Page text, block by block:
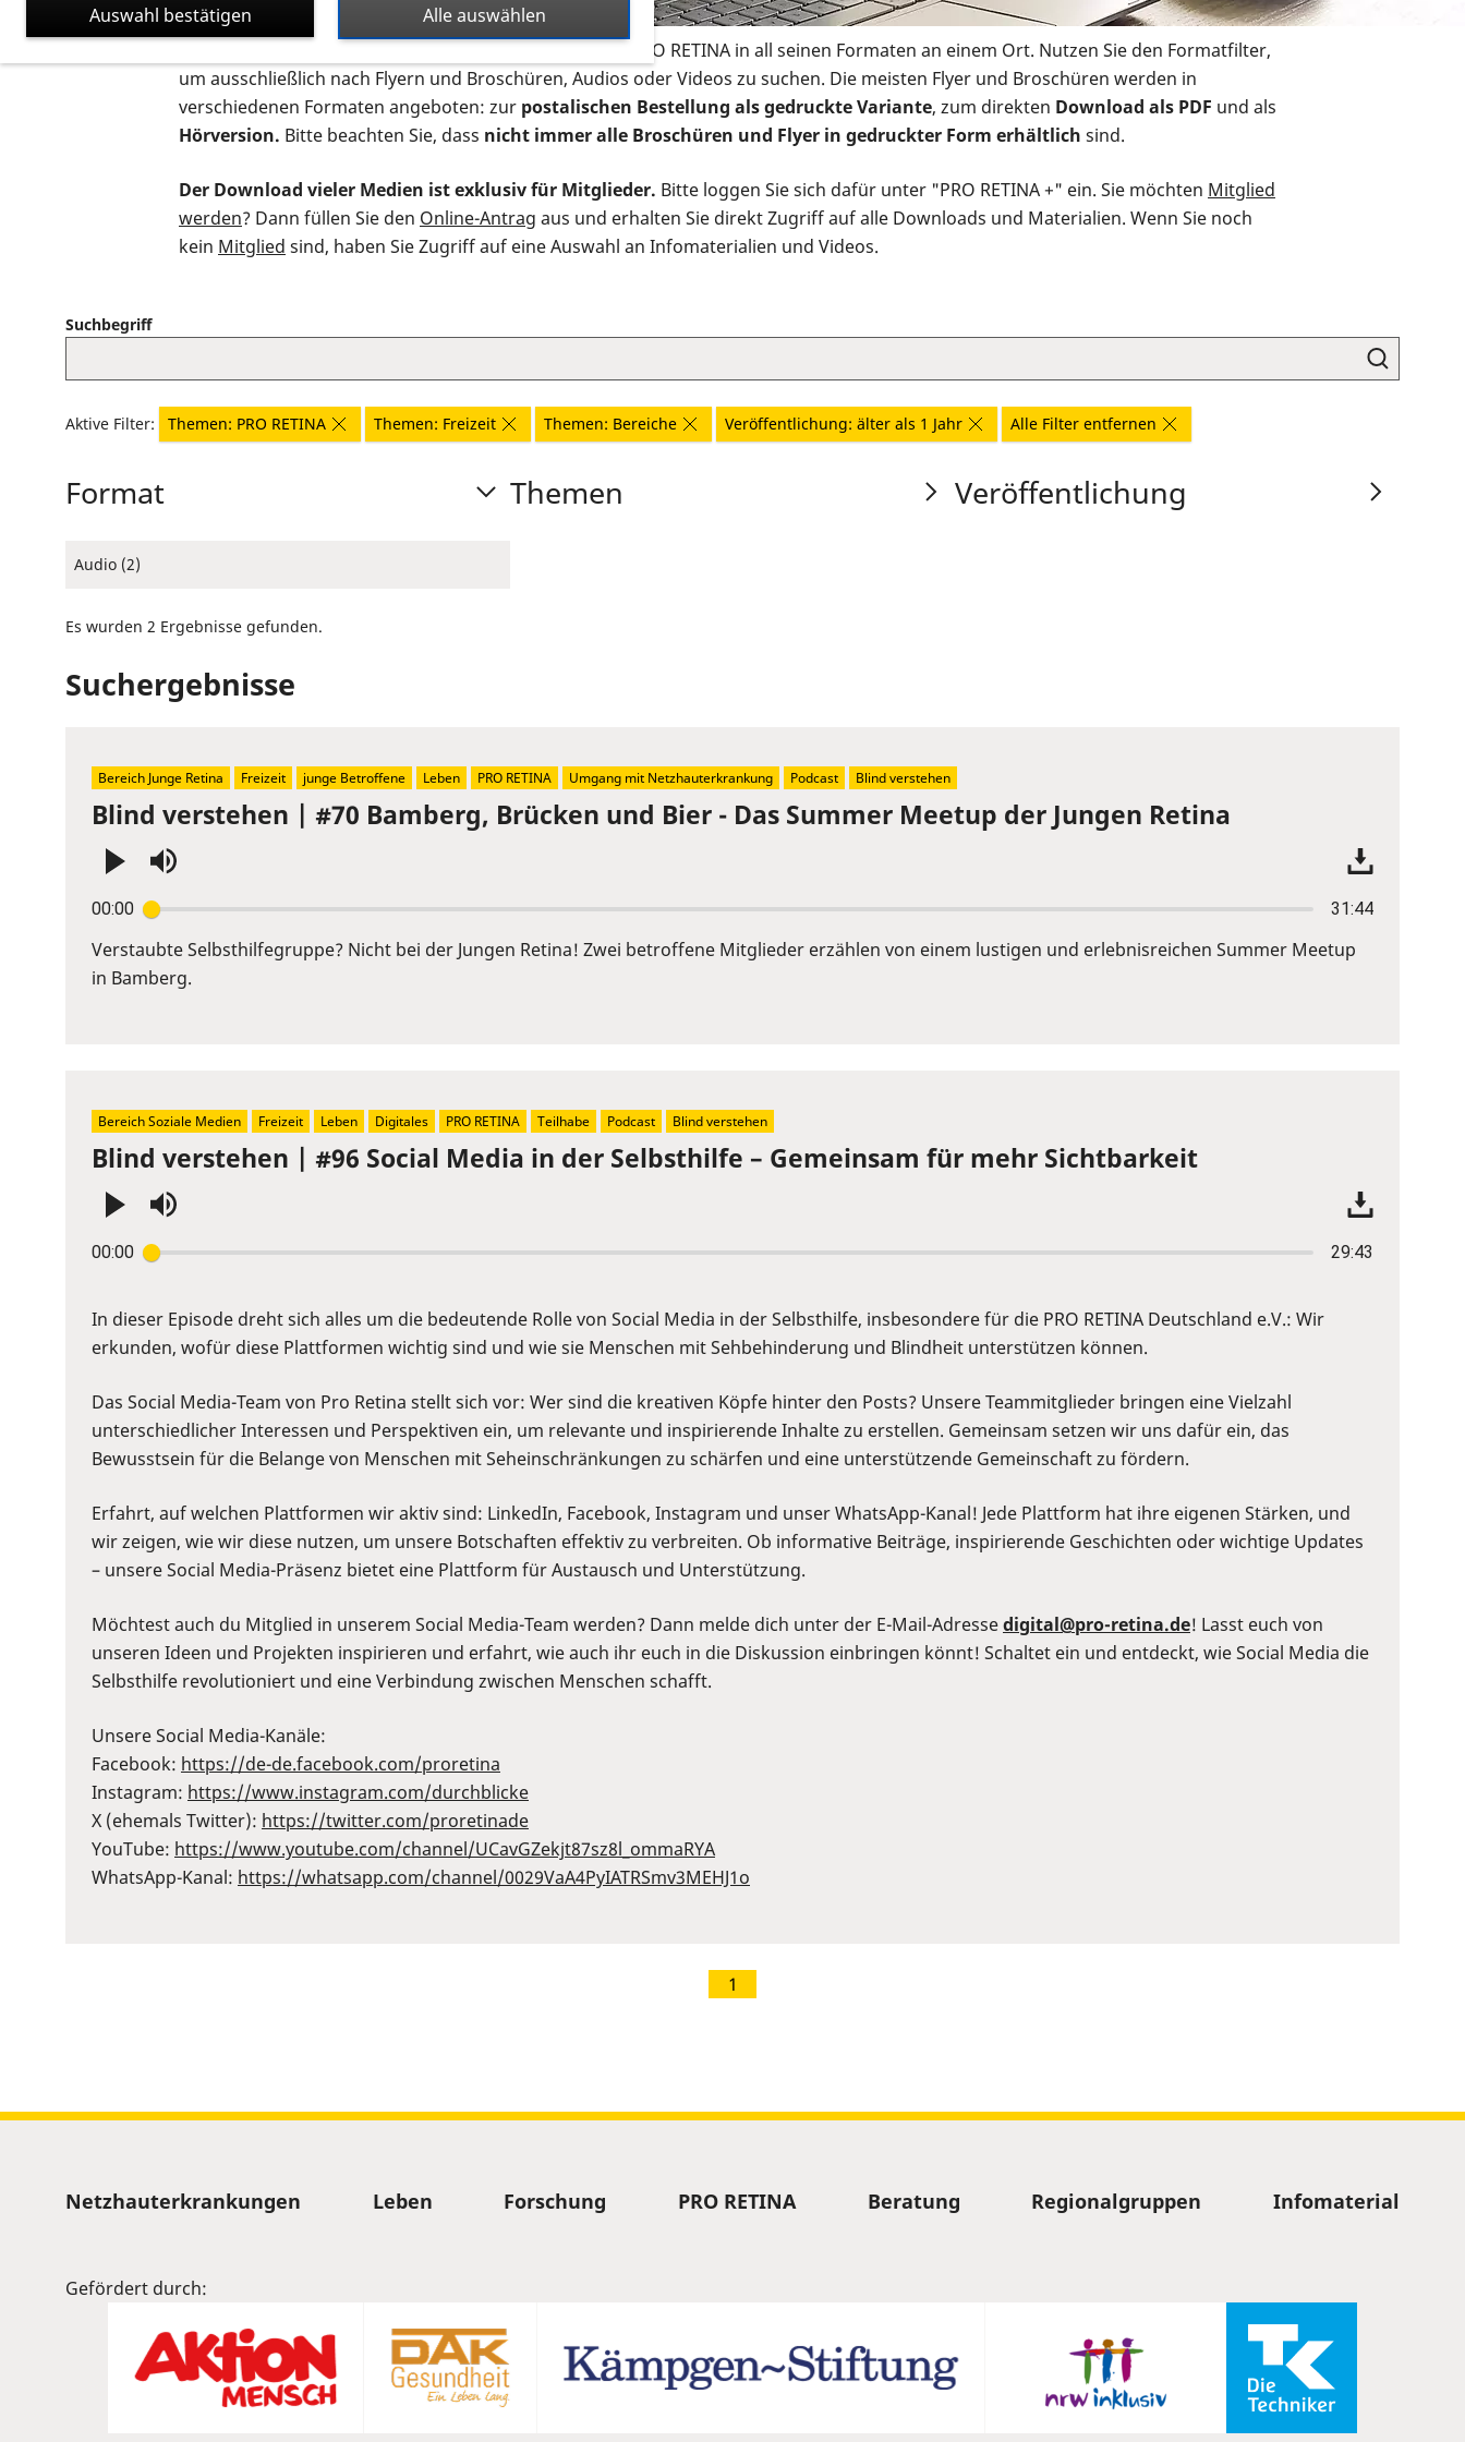
Auf dieser Seite finden Sie sämtliches Infomaterial der PRO RETINA in all seinen Formaten an einem Ort. Nutzen Sie den Formatfilter,
um ausschließlich nach Flyern und Broschüren, Audios oder Videos zu suchen. Die meisten Flyer und Broschüren werden in
verschiedenen Formaten angeboten: zur postalischen Bestellung als gedruckte Variante, zum direkten Download als PDF und als
Hörversion. Bitte beachten Sie, dass nicht immer alle Broschüren und Flyer in gedruckter Form erhältlich sind.
Der Download vieler Medien ist exklusiv für Mitglieder. Bitte loggen Sie sich dafür unter "PRO RETINA +" ein. Sie möchten Mitglied
werden? Dann füllen Sie den Online-Antrag aus und erhalten Sie direkt Zugriff auf alle Downloads und Materialien. Wenn Sie noch
kein Mitglied sind, haben Sie Zugriff auf eine Auswahl an Infomaterialien und Videos.
Suchbegriff
Aktive Filter: Themen: PRO RETINA Themen: Freizeit Themen: Bereiche Veröffentlichung: älter als 1 Jahr Alle Filter entfernen
Format
Audio (2)
Themen Veröffentlichung
Es wurden 2 Ergebnisse gefunden.
Suchergebnisse
Blind verstehen | #70 Bamberg, Brücken und Bier - Das Summer Meetup der Jungen Retina
00:00 31:44
Enter
or
Space
Verstaubte Selbsthilfegruppe? Nicht bei der Jungen Retina! Zwei betroffene Mitglieder erzählen von einem lustigen und erlebnisreichen Summer Meetup
in Bamberg.
Bereich Junge Retina Freizeit junge Betroffene Leben PRO RETINA Umgang mit Netzhauterkrankung Podcast Blind verstehen
Blind verstehen | #96 Social Media in der Selbsthilfe – Gemeinsam für mehr Sichtbarkeit
00:00 29:43
Enter
Space
to
volume
slider.
In dieser Episode dreht sich alles um die bedeutende Rolle von Social Media in der Selbsthilfe, insbesondere für die PRO RETINA Deutschland e.V.: Wir
erkunden, wofür diese Plattformen wichtig sind und wie sie Menschen mit Sehbehinderung und Blindheit unterstützen können.
Das Social Media-Team von Pro Retina stellt sich vor: Wer sind die kreativen Köpfe hinter den Posts? Unsere Teammitglieder bringen eine Vielzahl
unterschiedlicher Interessen und Perspektiven ein, um relevante und inspirierende Inhalte zu erstellen. Gemeinsam setzen wir uns dafür ein, das
Bewusstsein für die Belange von Menschen mit Seheinschränkungen zu schärfen und eine unterstützende Gemeinschaft zu fördern.
Erfahrt, auf welchen Plattformen wir aktiv sind: LinkedIn, Facebook, Instagram und unser WhatsApp-Kanal! Jede Plattform hat ihre eigenen Stärken, und
wir zeigen, wie wir diese nutzen, um unsere Botschaften effektiv zu verbreiten. Ob informative Beiträge, inspirierende Geschichten oder wichtige Updates
– unsere Social Media-Präsenz bietet eine Plattform für Austausch und Unterstützung.
Möchtest auch du Mitglied in unserem Social Media-Team werden? Dann melde dich unter der E-Mail-Adressedigital@pro-retina.de! Lasst euch von
unseren Ideen und Projekten inspirieren und erfahrt, wie auch ihr euch in die Diskussion einbringen könnt! Schaltet ein und entdeckt, wie Social Media die
Selbsthilfe revolutioniert und eine Verbindung zwischen Menschen schafft.
Unsere Social Media-Kanäle:
Facebook: ⁠https://de-de.facebook.com/proretina⁠
Instagram: ⁠https://www.instagram.com/durchblicke⁠
X (ehemals Twitter): ⁠https://twitter.com/proretinade⁠
YouTube: ⁠https://www.youtube.com/channel/UCavGZekjt87sz8l_ommaRYA⁠
WhatsApp-Kanal: ⁠https://whatsapp.com/channel/0029VaA4PyIATRSmv3MEHJ1o⁠
Bereich Soziale Medien Freizeit Leben Digitales PRO RETINA Teilhabe Podcast Blind verstehen
1
Sitemap
Netzhauterkrankungen Leben Forschung PRO RETINA Beratung Regionalgruppen Infomaterial
Gefördert durch:
Alle auswählen
Auswahl bestätigen